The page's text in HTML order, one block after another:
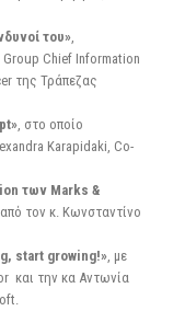
του»,
Chief Information
της Τράπεζας
, στο οποίο
Karapidaki, Co-
των Marks &
τον κ. Κωνσταντίνο
start growing!», με
και την κα Αντωνία